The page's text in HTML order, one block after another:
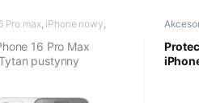
Pro max, iPhone nowy
16 Pro Max
pustynny